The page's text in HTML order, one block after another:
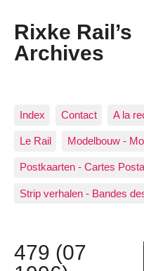
Rixke Rail’s
Archives
Index Contact A la
Le Rail Modelbouw -
Postkaarten - Cartes
Strip verhalen - Bandes
479 (07